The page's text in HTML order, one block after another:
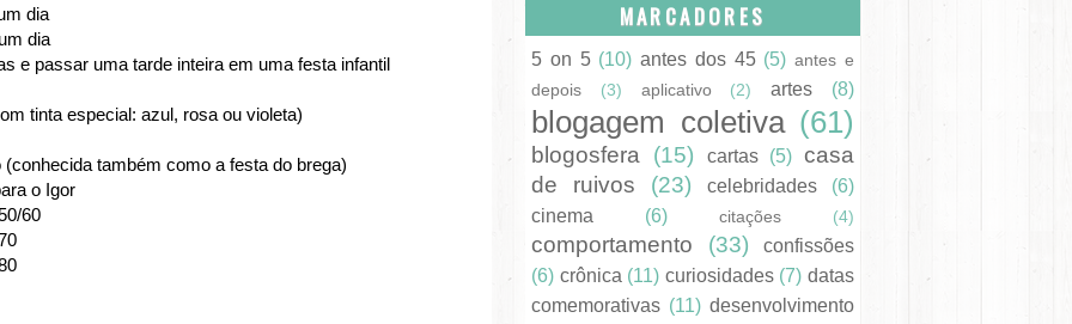
dia
dia
e passar uma tarde inteira em uma festa infantil
tinta especial: azul, rosa ou violeta)
também como a festa do brega)
o Igor
60
MARCADORES
5 on 5 (10) antes dos 45 (5) antes e
depois
(3) aplicativo (2) artes (8)
blogagem coletiva (61)
blogosfera (15) cartas (5) casa
de ruivos
(23) celebridades
(6)
cinema
(6) citações (4)
comportamento (33)
confissões
(6) crônica (11) curiosidades (7) datas
comemorativas (11) desenvolvimento